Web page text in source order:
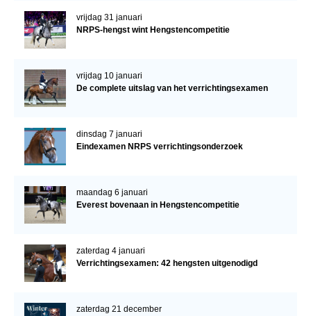
vrijdag 31 januari
NRPS-hengst wint Hengstencompetitie
vrijdag 10 januari
De complete uitslag van het verrichtingsexamen
dinsdag 7 januari
Eindexamen NRPS verrichtingsonderzoek
maandag 6 januari
Everest bovenaan in Hengstencompetitie
zaterdag 4 januari
Verrichtingsexamen: 42 hengsten uitgenodigd
zaterdag 21 december